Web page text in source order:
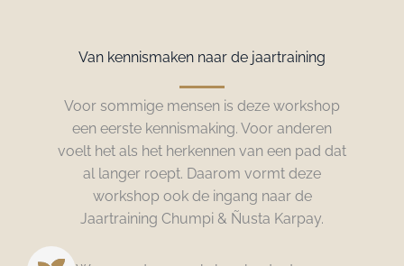
Van kennismaken naar de jaartraining
Voor sommige mensen is deze workshop
een eerste kennismaking. Voor anderen
voelt het als het herkennen van een pad dat
al langer roept. Daarom vormt deze
workshop ook de ingang naar de
Jaartraining Chumpi & Ñusta Karpay.